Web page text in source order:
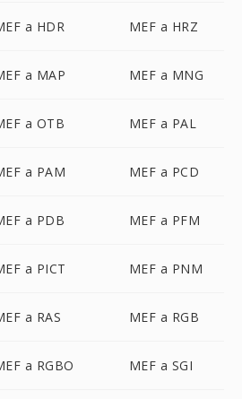
a HDR MEF a HRZ
a MAP MEF a MNG
a OTB MEF a PAL
a PAM MEF a PCD
a PDB MEF a PFM
a PICT MEF a PNM
a RAS MEF a RGB
a RGBO MEF a SGI